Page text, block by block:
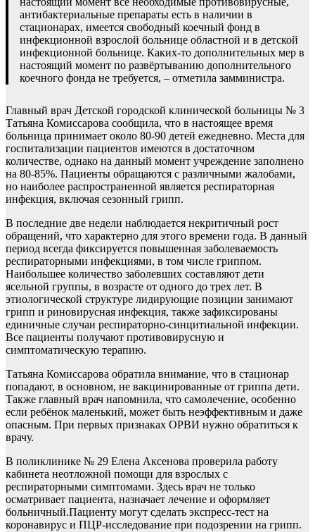
антибактериальные препараты есть в наличии в
стационарах, имеется свободный коечный фонд в
инфекционной взрослой больнице областной и в детской
инфекционной больнице. Каких-то дополнительных мер в
настоящий момент по развёртыванию дополнительного
коечного фонда не требуется, – отметила замминистра.
Главный врач Детской городской клинической больницы № 3
Татьяна Комиссарова сообщила, что в настоящее время
больница принимает около 80-90 детей ежедневно. Места для
госпитализации пациентов имеются в достаточном
количестве, однако на данный момент учреждение заполнено
на 80-85%. Пациенты обращаются с различными жалобами,
но наиболее распространенной является респираторная
инфекция, включая сезонный грипп.
В последние две недели наблюдается некритичный рост
обращений, что характерно для этого времени года. В данный
период всегда фиксируется повышенная заболеваемость
респираторными инфекциями, в том числе гриппом.
Наибольшее количество заболевших составляют дети
ясельной группы, в возрасте от одного до трех лет. В
этиологической структуре лидирующие позиции занимают
грипп и риновирусная инфекция, также зафиксированы
единичные случаи респираторно-синцитиальной инфекции.
Все пациенты получают противовирусную и
симптоматическую терапию.
Татьяна Комиссарова обратила внимание, что в стационар
попадают, в основном, не вакцинированные от гриппа дети.
Также главный врач напомнила, что самолечение, особенно
если ребёнок маленький, может быть неэффективным и даже
опасным. При первых признаках ОРВИ нужно обратиться к
врачу.
В поликлинике № 29 Елена Аксенова проверила работу
кабинета неотложной помощи для взрослых с
респираторными симптомами. Здесь врач не только
осматривает пациента, назначает лечение и оформляет
больничный.Пациенту могут сделать экспресс-тест на
коронавирус и ПЦР-исследование при подозрении на грипп.